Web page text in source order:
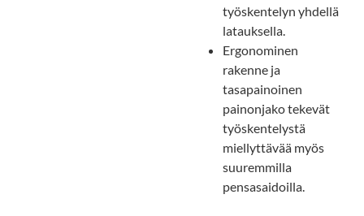
työskentelyn yhdellä
latauksella.
Ergonominen
rakenne ja
tasapainoinen
painonjako tekevät
työskentelystä
miellyttävää myös
suuremmilla
pensasaidoilla.